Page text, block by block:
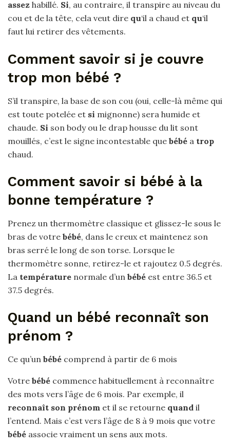
assez habillé. Si, au contraire, il transpire au niveau du
cou et de la tête, cela veut dire qu‘il a chaud et qu‘il
faut lui retirer des vêtements.
Comment savoir si je couvre
trop mon bébé ?
S’il transpire, la base de son cou (oui, celle-là même qui
est toute potelée et si mignonne) sera humide et
chaude. Si son body ou le drap housse du lit sont
mouillés, c’est le signe incontestable que bébé a trop
chaud.
Comment savoir si bébé à la
bonne température ?
Prenez un thermomètre classique et glissez-le sous le
bras de votre bébé, dans le creux et maintenez son
bras serré le long de son torse. Lorsque le
thermomètre sonne, retirez-le et rajoutez 0.5 degrés.
La température normale d’un bébé est entre 36.5 et
37.5 degrés.
Quand un bébé reconnaît son
prénom ?
Ce qu’un bébé comprend à partir de 6 mois
Votre bébé commence habituellement à reconnaître
des mots vers l’âge de 6 mois. Par exemple, il
reconnaît son prénom et il se retourne quand il
l’entend. Mais c’est vers l’âge de 8 à 9 mois que votre
bébé associe vraiment un sens aux mots.